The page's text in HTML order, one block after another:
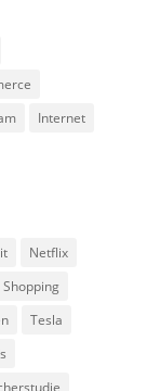
Internet
Netflix
Shopping
Tesla